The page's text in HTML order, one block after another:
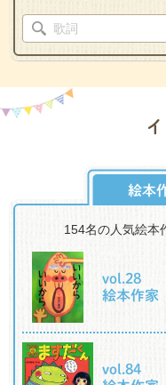
絵本
154名の人気絵本
vol.28
絵本作家
vol.84